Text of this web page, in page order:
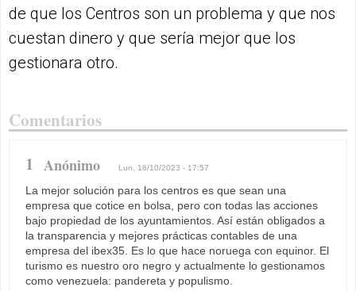
de que los Centros son un problema y que nos
cuestan dinero y que sería mejor que los
gestionara otro.
Comentarios
1 Anónimo Lun, 16/10/2023 - 17:57
La mejor solución para los centros es que sean una
empresa que cotice en bolsa, pero con todas las acciones
bajo propiedad de los ayuntamientos. Así están obligados a
la transparencia y mejores prácticas contables de una
empresa del ibex35. Es lo que hace noruega con equinor. El
turismo es nuestro oro negro y actualmente lo gestionamos
como venezuela: pandereta y populismo.